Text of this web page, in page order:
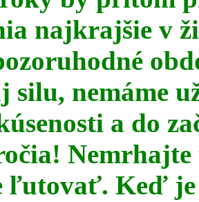
najkrajšie v
silu, nemáme
a do
ľutovať. Keď je